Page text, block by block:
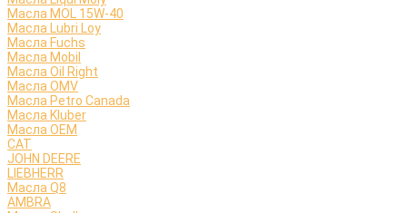
Масла MOL 15W-40
Масла Lubri Loy
Масла Fuchs
Масла Mobil
Масла Oil Right
Масла OMV
Масла Petro Canada
Масла Kluber
Масла OEM
CAT
JOHN DEERE
LIEBHERR
Масла Q8
AMBRA